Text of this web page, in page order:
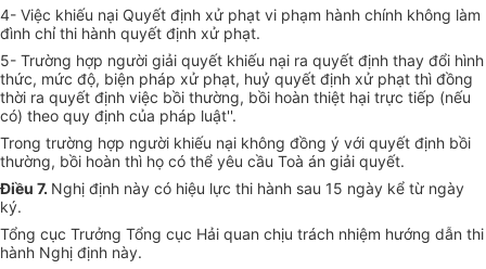
4- Việc khiếu nại Quyết định xử phạt vi phạm hành chính không làm
đình chỉ thi hành quyết định xử phạt.
5- Trường hợp người giải quyết khiếu nại ra quyết định thay đổi hình
thức, mức độ, biện pháp xử phạt, huỷ quyết định xử phạt thì đồng
thời ra quyết định việc bồi thường, bồi hoàn thiệt hại trực tiếp (nếu
có) theo quy định của pháp luật''.
Trong trường hợp người khiếu nại không đồng ý với quyết định bồi
thường, bồi hoàn thì họ có thể yêu cầu Toà án giải quyết.
Điều 7. Nghị định này có hiệu lực thi hành sau 15 ngày kể từ ngày
ký.
Tổng cục Trưởng Tổng cục Hải quan chịu trách nhiệm hướng dẫn thi
hành Nghị định này.